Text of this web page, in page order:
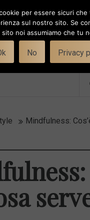
WIFE
le donne che lavorano
Mindfulness:
per essere sicuri che
sul nostro sito. Se
noi assumiamo che tu
No Privacy